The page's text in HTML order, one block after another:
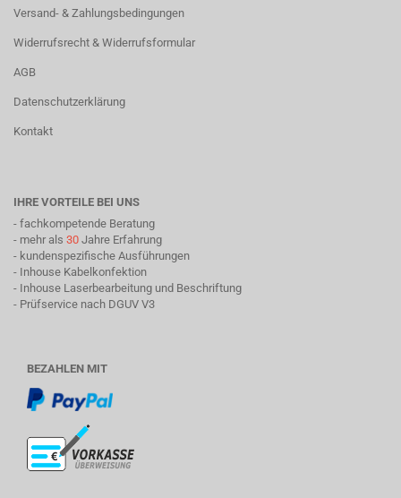
Versand- & Zahlungsbedingungen
Widerrufsrecht & Widerrufsformular
AGB
Datenschutzerklärung
Kontakt
IHRE VORTEILE BEI UNS
- fachkompetende Beratung
- mehr als 30 Jahre Erfahrung
- kundenspezifische Ausführungen
- Inhouse Kabelkonfektion
- Inhouse Laserbearbeitung und Beschriftung
- Prüfservice nach DGUV V3
BEZAHLEN MIT